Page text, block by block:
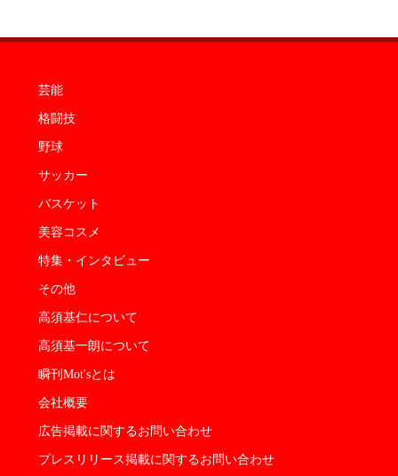
芸能
格闘技
野球
サッカー
バスケット
美容コスメ
特集・インタビュー
その他
高須基仁について
高須基一朗について
瞬刊Mot'sとは
会社概要
広告掲載に関するお問い合わせ
プレスリリース掲載に関するお問い合わせ